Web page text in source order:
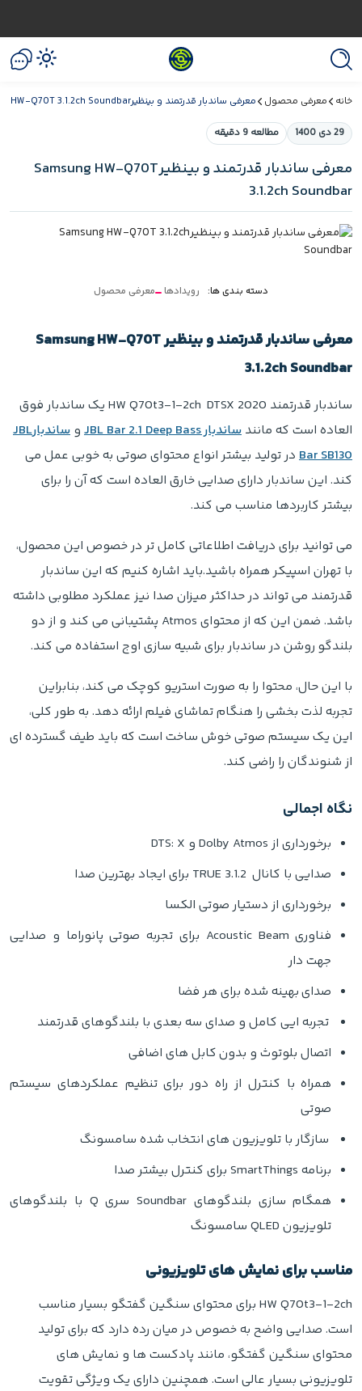
خانه معرفی محصول معرفی ساندبار قدرتمند و بینظیرSamsung HW-Q70T 3.1.2ch Soundbar
29 دی 1400 مطالعه 9 دقیقه
معرفی ساندبار قدرتمند و بینظیرSamsung HW-Q70T
3.1.2ch Soundbar
دسته بندی ها: رویدادها معرفی محصول
معرفی ساندبار قدرتمند و بینظیر Samsung HW-Q70T
3.1.2ch Soundbar
ساندبار قدرتمند HW Q70t3-1-2ch DTSX 2020 یک ساندبار فوق
العاده است که مانند ساندبار JBL Bar 2.1 Deep Bass و
ساندبارJBL
Bar SB130 در تولید بیشتر انواع محتوای صوتی به خوبی عمل می
کند. این ساندبار دارای صدایی خارق العاده است که آن را برای
بیشتر کاربردها مناسب می کند.
می توانید برای دریافت اطلاعاتی کامل تر در خصوص این محصول،
با تهران اسپیکر همراه باشید.باید اشاره کنیم که این ساندبار
قدرتمند می تواند در حداکثر میزان صدا نیز عملکرد مطلوبی داشته
باشد. ضمن این که از محتوای Atmos پشتیبانی می کند و از دو
بلندگو روشن در ساندبار برای شبیه سازی اوج استفاده می کند.
با این حال، محتوا را به صورت استریو کوچک می کند، بنابراین
تجربه لذت بخشی را هنگام تماشای فیلم ارائه دهد. به طور کلی،
این یک سیستم صوتی خوش ساخت است که باید طیف گسترده ای
از شنوندگان را راضی کند.
نگاه اجمالی
برخورداری از Dolby Atmos و DTS: X
صدایی با کانال TRUE 3.1.2 برای ایجاد بهترین صدا
برخورداری از دستیار صوتی الکسا
فناوری Acoustic Beam برای تجربه صوتی پانوراما و صدایی
جهت دار
صدای بهینه شده برای هر فضا
تجربه ایی کامل و صدای سه بعدی با بلندگوهای قدرتمند
اتصال بلوتوث و بدون کابل های اضافی
همراه با کنترل از راه دور برای تنظیم عملکردهای سیستم
صوتی
سازگار با تلویزیون های انتخاب شده سامسونگ
برنامه SmartThings برای کنترل بیشتر صدا
همگام سازی بلندگوهای Soundbar سری Q با بلندگوهای
تلویزیون QLED سامسونگ
مناسب برای نمایش های تلویزیونی
HW Q70t3-1-2ch برای محتوای سنگین گفتگو بسیار مناسب
است. صدایی واضح به خصوص در میان رده دارد که برای تولید
محتوای سنگین گفتگو، مانند پادکست ها و نمایش های
تلویزیونی بسیار عالی است. همچنین دارای یک ویژگی تقویت